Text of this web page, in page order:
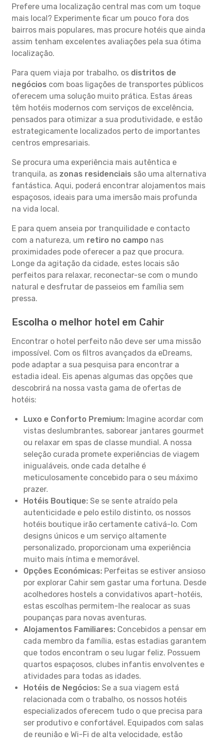
Prefere uma localização central mas com um toque
mais local? Experimente ficar um pouco fora dos
bairros mais populares, mas procure hotéis que ainda
assim tenham excelentes avaliações pela sua ótima
localização.
Para quem viaja por trabalho, os distritos de
negócios com boas ligações de transportes públicos
oferecem uma solução muito prática. Estas áreas
têm hotéis modernos com serviços de excelência,
pensados para otimizar a sua produtividade, e estão
estrategicamente localizados perto de importantes
centros empresariais.
Se procura uma experiência mais autêntica e
tranquila, as zonas residenciais são uma alternativa
fantástica. Aqui, poderá encontrar alojamentos mais
espaçosos, ideais para uma imersão mais profunda
na vida local.
E para quem anseia por tranquilidade e contacto
com a natureza, um retiro no campo nas
proximidades pode oferecer a paz que procura.
Longe da agitação da cidade, estes locais são
perfeitos para relaxar, reconectar-se com o mundo
natural e desfrutar de passeios em família sem
pressa.
Escolha o melhor hotel em Cahir
Encontrar o hotel perfeito não deve ser uma missão
impossível. Com os filtros avançados da eDreams,
pode adaptar a sua pesquisa para encontrar a
estadia ideal. Eis apenas algumas das opções que
descobrirá na nossa vasta gama de ofertas de
hotéis:
Luxo e Conforto Premium: Imagine acordar com
vistas deslumbrantes, saborear jantares gourmet
ou relaxar em spas de classe mundial. A nossa
seleção curada promete experiências de viagem
inigualáveis, onde cada detalhe é
meticulosamente concebido para o seu máximo
prazer.
Hotéis Boutique: Se se sente atraído pela
autenticidade e pelo estilo distinto, os nossos
hotéis boutique irão certamente cativá-lo. Com
designs únicos e um serviço altamente
personalizado, proporcionam uma experiência
muito mais íntima e memorável.
Opções Económicas: Perfeitas se estiver ansioso
por explorar Cahir sem gastar uma fortuna. Desde
acolhedores hostels a convidativos apart-hotéis,
estas escolhas permitem-lhe realocar as suas
poupanças para novas aventuras.
Alojamentos Familiares: Concebidos a pensar em
cada membro da família, estas estadias garantem
que todos encontram o seu lugar feliz. Possuem
quartos espaçosos, clubes infantis envolventes e
atividades para todas as idades.
Hotéis de Negócios: Se a sua viagem está
relacionada com o trabalho, os nossos hotéis
especializados oferecem tudo o que precisa para
ser produtivo e confortável. Equipados com salas
de reunião e Wi-Fi de alta velocidade, estão